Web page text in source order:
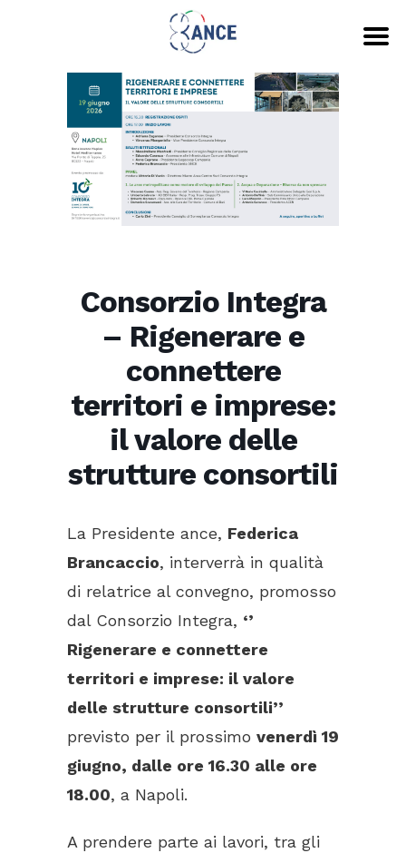
Consorzio Integra
– Rigenerare e
connettere
territori e imprese:
il valore delle
strutture consortili
La Presidente ance, Federica
Brancaccio, interverrà in qualità
di relatrice al convegno, promosso
dal Consorzio Integra, ‘’
Rigenerare e connettere
territori e imprese: il valore
delle strutture consortili’’
previsto per il prossimo venerdì 19
giugno, dalle ore 16.30 alle ore
18.00, a Napoli.
A prendere parte ai lavori, tra gli